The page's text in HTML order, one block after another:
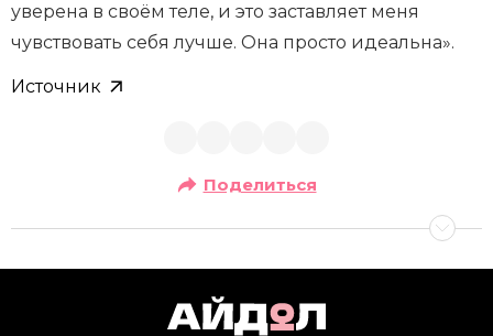
уверена в своём теле, и это заставляет меня
чувствовать себя лучше. Она просто идеальна».
Источник
Поделиться